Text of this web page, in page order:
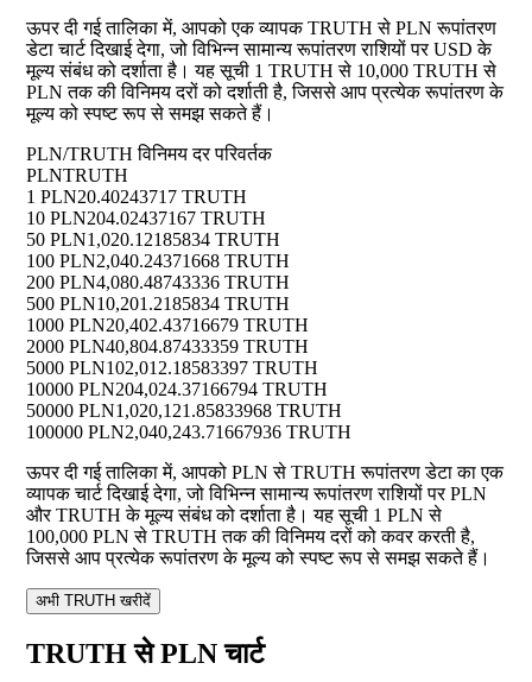
ऊपर दी गई तालिका में, आपको एक व्यापक TRUTH से PLN रूपांतरण
डेटा चार्ट दिखाई देगा, जो विभिन्न सामान्य रूपांतरण राशियों पर USD के
मूल्य संबंध को दर्शाता है। यह सूची 1 TRUTH से 10,000 TRUTH से
PLN तक की विनिमय दरों को दर्शाती है, जिससे आप प्रत्येक रूपांतरण के
मूल्य को स्पष्ट रूप से समझ सकते हैं।
PLN/TRUTH विनिमय दर परिवर्तक
PLNTRUTH
1 PLN20.40243717 TRUTH
10 PLN204.02437167 TRUTH
50 PLN1,020.12185834 TRUTH
100 PLN2,040.24371668 TRUTH
200 PLN4,080.48743336 TRUTH
500 PLN10,201.2185834 TRUTH
1000 PLN20,402.43716679 TRUTH
2000 PLN40,804.87433359 TRUTH
5000 PLN102,012.18583397 TRUTH
10000 PLN204,024.37166794 TRUTH
50000 PLN1,020,121.85833968 TRUTH
100000 PLN2,040,243.71667936 TRUTH
ऊपर दी गई तालिका में, आपको PLN से TRUTH रूपांतरण डेटा का एक
व्यापक चार्ट दिखाई देगा, जो विभिन्न सामान्य रूपांतरण राशियों पर PLN
और TRUTH के मूल्य संबंध को दर्शाता है। यह सूची 1 PLN से
100,000 PLN से TRUTH तक की विनिमय दरों को कवर करती है,
जिससे आप प्रत्येक रूपांतरण के मूल्य को स्पष्ट रूप से समझ सकते हैं।
अभी TRUTH खरीदें
TRUTH से PLN चार्ट